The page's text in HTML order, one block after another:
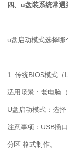
四、u盘装系统常遇
u盘启动模式选择哪
1. 传统BIOS模式（
适用场景：老电脑（
U盘启动模式：选择
注意事项： USB插
分区 格式制作。